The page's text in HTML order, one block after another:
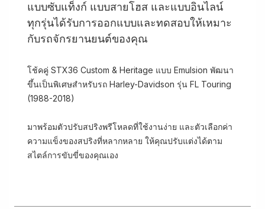
แบบซับแท็งก์ แบบสายโฮส และแบบอินไลน์
ทุกรุ่นได้รับการออกแบบและทดสอบให้เหมาะ
กับรถจักรยานยนต์ของคุณ
โช้คคู่ STX36 Custom & Heritage แบบ Emulsion พัฒนา
ขึ้นเป็นพิเศษสำหรับรถ Harley-Davidson รุ่น FL Touring
(1988-2018)
มาพร้อมตัวปรับสปริงพรีโหลดที่ใช้งานง่าย และตัวเลือกค่า
ความแข็งของสปริงที่หลากหลาย ให้คุณปรับแต่งได้ตาม
สไตล์การขับขี่ของคุณเอง